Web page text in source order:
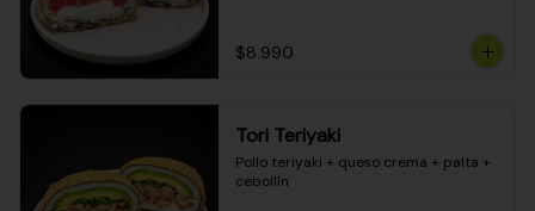
$8.990
Tori Teriyaki
Pollo teriyaki + queso crema + palta +
cebollín